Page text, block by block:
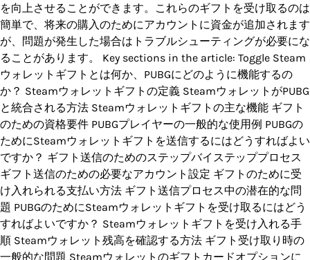
を向上させることができます。これらのギフトを受け取るのは
簡単で、将来の購入のためにアカウントに資金が追加されます
が、問題が発生した場合はトラブルシューティングが必要にな
ることがあります。 Key sections in the article: Toggle Steam
ウォレットギフトとは何か、PUBGにどのように機能するの
か？ Steamウォレットギフトの定義 SteamウォレットがPUBG
と統合される方法 Steamウォレットギフトの主な機能 ギフト
のための資格要件 PUBGプレイヤーの一般的な使用例 PUBGの
ためにSteamウォレットギフトを送信するにはどうすればよい
ですか？ ギフト送信のためのステップバイステッププロセス
ギフト送信のための必要なアカウント設定 ギフトのために受
け入れられる支払い方法 ギフト送信プロセス中の潜在的な問
題 PUBGのためにSteamウォレットギフトを受け取るにはどう
すればよいですか？ Steamウォレットギフトを受け入れる手
順 Steamウォレット残高を確認する方法 ギフト受け取り時の
一般的な問題 Steamウォレットのギフトカードオプションに